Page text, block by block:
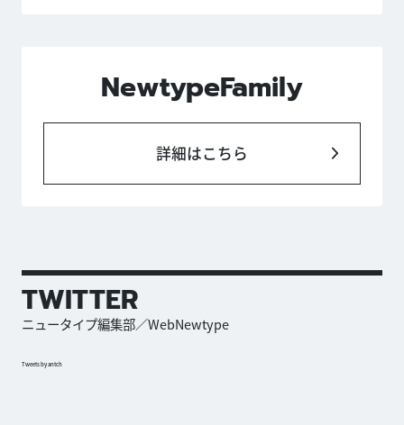
NewtypeFamily
詳細はこちら
TWITTER
ニュータイプ編集部／WebNewtype
Tweets by antch